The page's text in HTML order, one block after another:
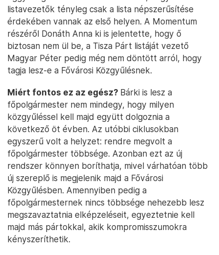
listavezetők tényleg csak a lista népszerűsítése
érdekében vannak az első helyen. A Momentum
részéről Donáth Anna ki is jelentette, hogy ő
biztosan nem ül be, a Tisza Párt listáját vezető
Magyar Péter pedig még nem döntött arról, hogy
tagja lesz-e a Fővárosi Közgyűlésnek.
Miért fontos ez az egész? Bárki is lesz a
főpolgármester nem mindegy, hogy milyen
közgyűléssel kell majd együtt dolgoznia a
következő öt évben. Az utóbbi ciklusokban
egyszerű volt a helyzet: rendre megvolt a
főpolgármester többsége. Azonban ezt az új
rendszer könnyen boríthatja, mivel várhatóan több
új szereplő is megjelenik majd a Fővárosi
Közgyűlésben. Amennyiben pedig a
főpolgármesternek nincs többsége nehezebb lesz
megszavaztatnia elképzeléseit, egyeztetnie kell
majd más pártokkal, akik kompromisszumokra
kényszeríthetik.